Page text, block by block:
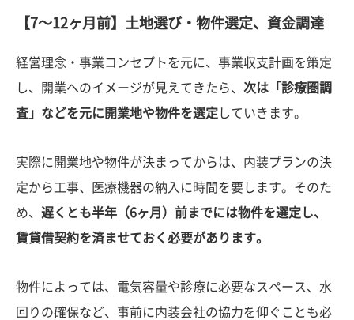
【7〜12ヶ月前】土地選び・物件選定、資金調達
経営理念・事業コンセプトを元に、事業収支計画を策定
し、開業へのイメージが見えてきたら、 次は「診療圏調
査」などを元に開業地や物件を選定していきます。
実際に開業地や物件が決まってからは、内装プランの決
定から工事、医療機器の納入に時間を要します。そのた
め、 遅くとも半年（6ヶ月）前までには物件を選定し、
賃貸借契約を済ませておく必要があります。
物件によっては、電気容量や診療に必要なスペース、水
回りの確保など、事前に内装会社の協力を仰ぐことも必